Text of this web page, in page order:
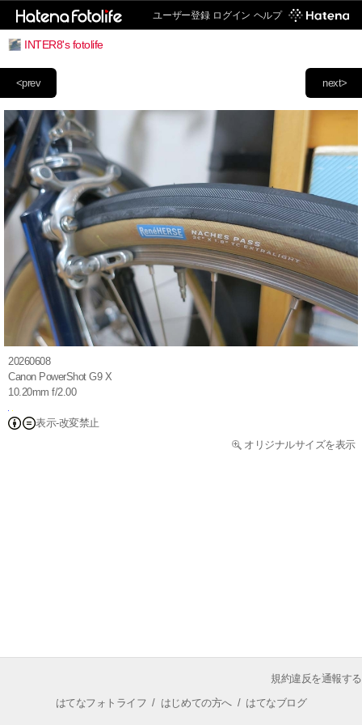
ユーザー登録 ログイン ヘルプ
INTER8's fotolife
next>
<prev
20260608
Canon PowerShot G9 X
10.20mm f/2.00
表示-改変禁止
オリジナルサイズを表示
規約違反を通報する
はてなフォトライフ / はじめての方へ/ はてなブログ